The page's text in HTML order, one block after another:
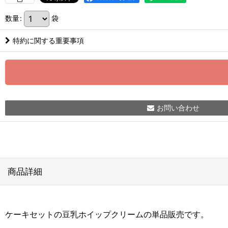
数量: 袋
特約に関する重要事項
お問い合わせ
商品詳細
ケーキセットの豆乳ホイップクリームの単品販売です。